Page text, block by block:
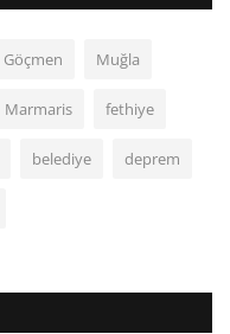
Göçmen Muğla
Marmaris fethiye
belediye deprem